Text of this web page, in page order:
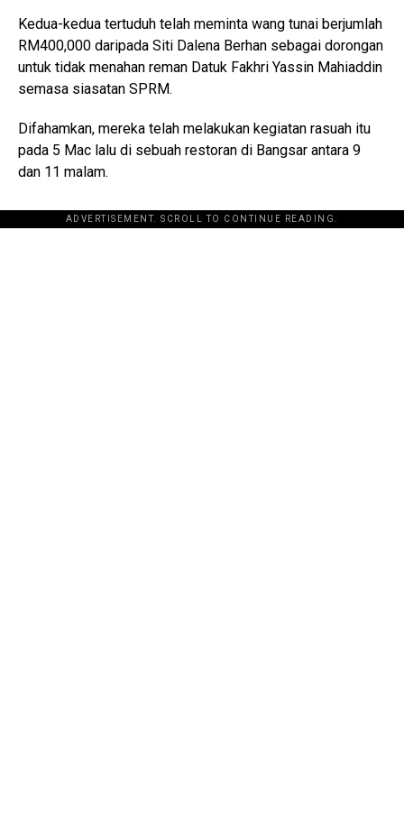
Kedua-kedua tertuduh telah meminta wang tunai berjumlah
RM400,000 daripada Siti Dalena Berhan sebagai dorongan
untuk tidak menahan reman Datuk Fakhri Yassin Mahiaddin
semasa siasatan SPRM.
Difahamkan, mereka telah melakukan kegiatan rasuah itu
pada 5 Mac lalu di sebuah restoran di Bangsar antara 9
dan 11 malam.
ADVERTISEMENT. SCROLL TO CONTINUE READING.